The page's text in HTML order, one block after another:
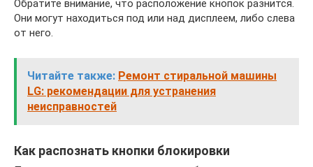
Обратите внимание, что расположение кнопок разнится.
Они могут находиться под или над дисплеем, либо слева
от него.
Читайте также: Ремонт стиральной машины
LG: рекомендации для устранения
неисправностей
Как распознать кнопки блокировки